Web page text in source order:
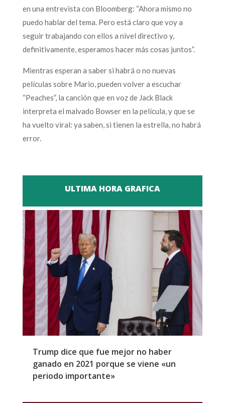
en una entrevista con Bloomberg: “Ahora mismo no
puedo hablar del tema. Pero está claro que voy a
seguir trabajando con ellos a nivel directivo y,
definitivamente, esperamos hacer más cosas juntos”.
Mientras esperan a saber si habrá o no nuevas
películas sobre Mario, pueden volver a escuchar
“Peaches”, la canción que en voz de Jack Black
interpreta el malvado Bowser en la película, y que se
ha vuelto viral: ya saben, si tienen la estrella, no habrá
error.
ULTIMA HORA GRAFICA
Trump dice que fue mejor no haber
ganado en 2021 porque se viene «un
periodo importante»